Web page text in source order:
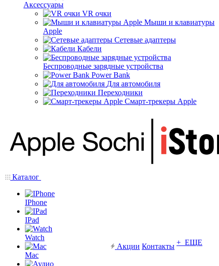
Аксессуары
VR очки
Мыши и клавиатуры
Apple
Сетевые адаптеры
Кабели
Беспроводные зарядные устройства
Power Bank
Для автомобиля
Переходники
Смарт-трекеры Apple
Каталог
IPhone
IPad
Watch
Mac
Акции Контакты + ЕЩЕ